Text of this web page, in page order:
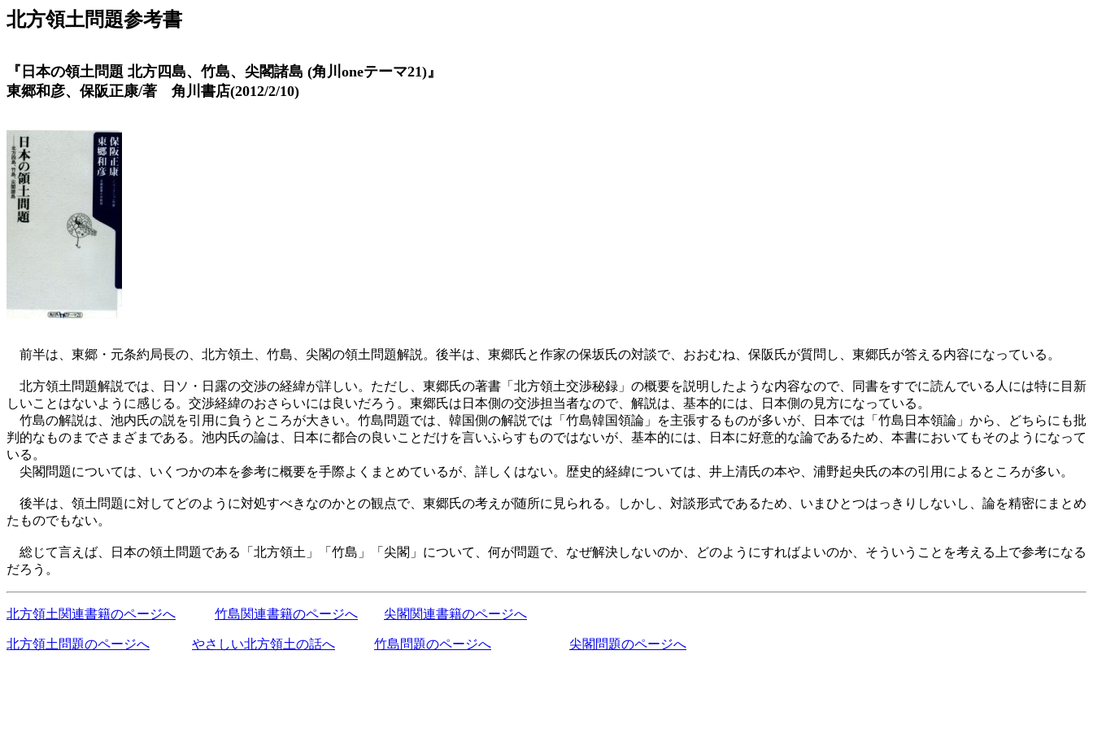
北方領土問題参考書
『日本の領土問題 北方四島、竹島、尖閣諸島 (角川oneテーマ21)』
東郷和彦、保阪正康/著 角川書店(2012/2/10)
前半は、東郷・元条約局長の、北方領土、竹島、尖閣の領土問題解説。後半は、東郷氏と作家の保坂氏の対談で、おおむね、保阪氏が質問し、東郷氏が答える内容になっている。
北方領土問題解説では、日ソ・日露の交渉の経緯が詳しい。ただし、東郷氏の著書「北方領土交渉秘録」の概要を説明したような内容なので、同書をすでに読んでいる人には特に目新
しいことはないように感じる。交渉経緯のおさらいには良いだろう。東郷氏は日本側の交渉担当者なので、解説は、基本的には、日本側の見方になっている。
竹島の解説は、池内氏の説を引用に負うところが大きい。竹島問題では、韓国側の解説では「竹島韓国領論」を主張するものが多いが、日本では「竹島日本領論」から、どちらにも批
判的なものまでさまざまである。池内氏の論は、日本に都合の良いことだけを言いふらすものではないが、基本的には、日本に好意的な論であるため、本書においてもそのようになって
いる。
尖閣問題については、いくつかの本を参考に概要を手際よくまとめているが、詳しくはない。歴史的経緯については、井上清氏の本や、浦野起央氏の本の引用によるところが多い。
後半は、領土問題に対してどのように対処すべきなのかとの観点で、東郷氏の考えが随所に見られる。しかし、対談形式であるため、いまひとつはっきりしないし、論を精密にまとめ
たものでもない。
総じて言えば、日本の領土問題である「北方領土」「竹島」「尖閣」について、何が問題で、なぜ解決しないのか、どのようにすればよいのか、そういうことを考える上で参考になる
だろう。
北方領土関連書籍のページへ 竹島関連書籍のページへ 尖閣関連書籍のページへ
北方領土問題のページへ やさしい北方領土の話へ 竹島問題のページへ 尖閣問題のページへ